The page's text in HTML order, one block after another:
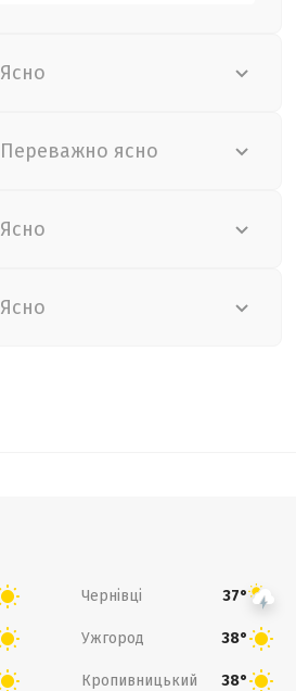
Ясно
Переважно ясно
Ясно
Ясно
Чернівці 37°
Ужгород 38°
Кропивницький 38°